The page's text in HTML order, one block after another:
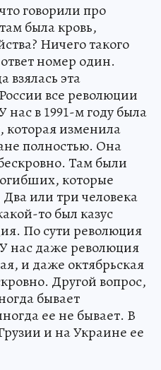
говорили про
была кровь,
Ничего такого
номер один.
взялась эта
все революции
нас в 1991-м году была
которая изменила
полностью. Она
Там были
которые
или три человека
то был казус
По сути революция
нас даже революция
и даже октябрьская
Другой вопрос,
бывает
ее не бывает. В
и на Украине ее